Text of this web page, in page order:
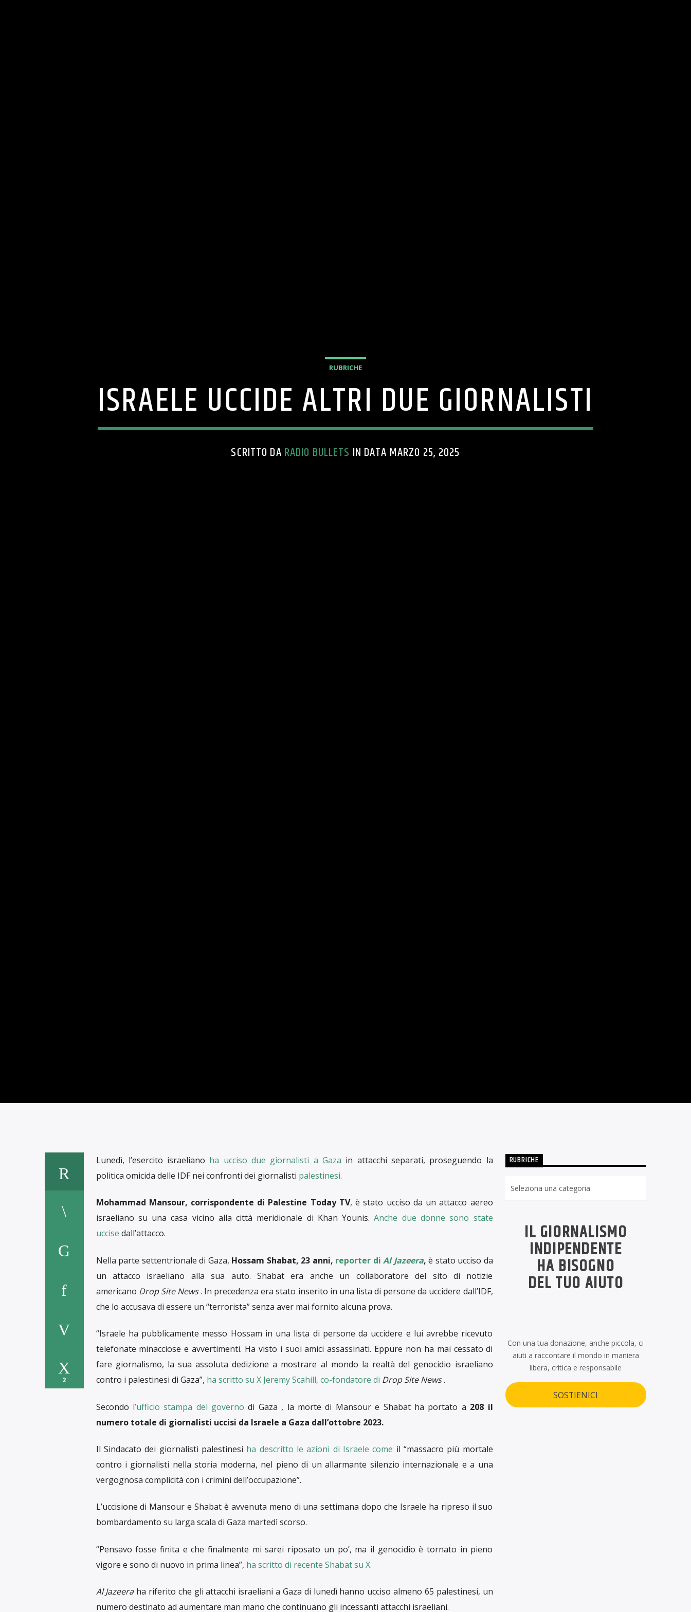
RUBRICHE
ISRAELE UCCIDE ALTRI DUE GIORNALISTI
SCRITTO DA RADIO BULLETS IN DATA MARZO 25, 2025
2
Lunedì, l’esercito israeliano ha ucciso due giornalisti a Gaza in attacchi separati, proseguendo la
politica omicida delle IDF nei confronti dei giornalisti palestinesi.
Mohammad Mansour, corrispondente di Palestine Today TV, è stato ucciso da un attacco aereo
israeliano su una casa vicino alla città meridionale di Khan Younis.Anche due donne sono state
uccise dall’attacco.
Nella parte settentrionale di Gaza, Hossam Shabat, 23 anni, reporter di Al Jazeera, è stato ucciso da
un attacco israeliano alla sua auto. Shabat era anche un collaboratore del sito di notizie
americano Drop Site News. In precedenza era stato inserito in una lista di persone da uccidere dall’IDF,
che lo accusava di essere un “terrorista” senza aver mai fornito alcuna prova.
“Israele ha pubblicamente messo Hossam in una lista di persone da uccidere e lui avrebbe ricevuto
telefonate minacciose e avvertimenti. Ha visto i suoi amici assassinati. Eppure non ha mai cessato di
fare giornalismo, la sua assoluta dedizione a mostrare al mondo la realtà del genocidio israeliano
contro i palestinesi di Gaza”, ha scritto su X Jeremy Scahill, co-fondatore di Drop Site News.
Secondo l’ufficio stampa del governo di Gaza , la morte di Mansour e Shabat ha portato a 208 il
numero totale di giornalisti uccisi da Israele a Gaza dall’ottobre 2023.
Il Sindacato dei giornalisti palestinesi ha descritto le azioni di Israele come il “massacro più mortale
contro i giornalisti nella storia moderna, nel pieno di un allarmante silenzio internazionale e a una
vergognosa complicità con i crimini dell’occupazione”.
L’uccisione di Mansour e Shabat è avvenuta meno di una settimana dopo che Israele ha ripreso il suo
bombardamento su larga scala di Gaza martedì scorso.
“Pensavo fosse finita e che finalmente mi sarei riposato un po’, ma il genocidio è tornato in pieno
vigore e sono di nuovo in prima linea”, ha scritto di recente Shabat su X.
Al Jazeeraha riferito che gli attacchi israeliani a Gaza di lunedì hanno ucciso almeno 65 palestinesi, un
numero destinato ad aumentare man mano che continuano gli incessanti attacchi israeliani.
RUBRICHE
IL GIORNALISMO
INDIPENDENTE
HA BISOGNO
DEL TUO AIUTO
Con una tua donazione, anche piccola, ci
aiuti a raccontare il mondo in maniera
libera, critica e responsabile
SOSTIENICI